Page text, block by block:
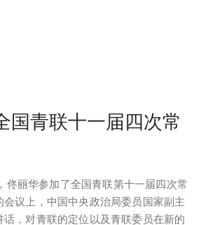
国青联十一届四次常
丽华参加了全国青联第十一届四次常
议上，中国中央政治局委员国家副主
，对青联的定位以及青联委员在新的